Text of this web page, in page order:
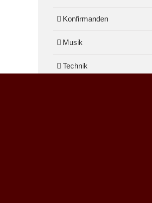
Konfirmanden
Musik
Technik